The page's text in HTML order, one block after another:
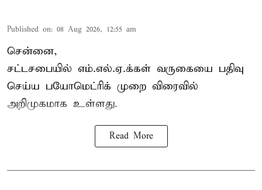
Published on: 08 Aug 2026, 12:55 am
சென்னை,
சட்டசபையில் எம்.எல்.ஏ.க்கள் வருகையை பதிவு
செய்ய பயோமெட்ரிக் முறை விரைவில்
அறிமுகமாக உள்ளது.
Read More